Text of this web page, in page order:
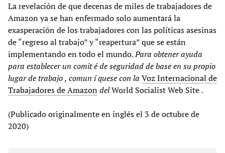
La revelación de que decenas de miles de trabajadores de
Amazon ya se han enfermado solo aumentará la
exasperación de los trabajadores con las políticas asesinas
de “regreso al trabajo” y “reapertura” que se están
implementando en todo el mundo.Para obtener ayuda
para establecer un comitéde seguridad de base en su propio
lugar de trabajo, comun íquese con la Voz Internacional de
Trabajadores de AmazondelWorld Socialist Web Site.
(Publicado originalmente en inglés el 3 de octubre de
2020)